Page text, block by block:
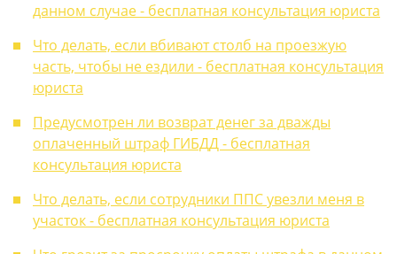
данном случае - бесплатная консультация юриста
Что делать, если вбивают столб на проезжую
часть, чтобы не ездили - бесплатная консультация
юриста
Предусмотрен ли возврат денег за дважды
оплаченный штраф ГИБДД - бесплатная
консультация юриста
Что делать, если сотрудники ППС увезли меня в
участок - бесплатная консультация юриста